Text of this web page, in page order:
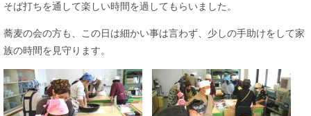
そば打ちを通して​楽しい時間を過してもらいました。
蕎麦の会の方も、この日は細かい事は言わず、少しの手助けをして家
族の時間を見守ります。